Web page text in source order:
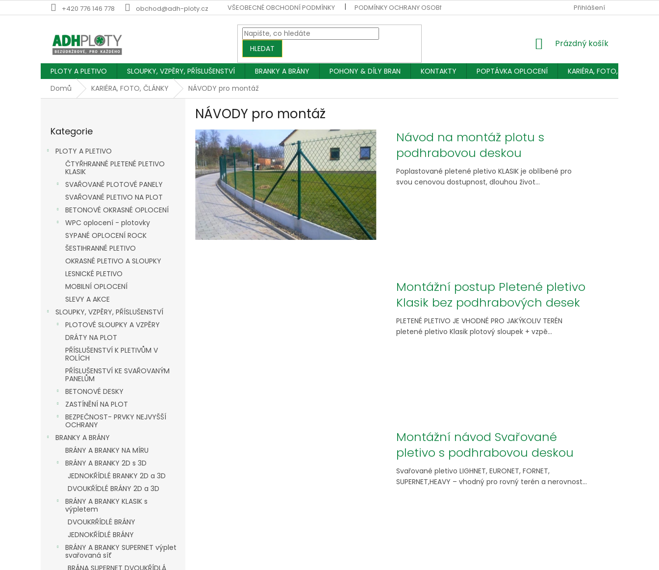
na
+420 776 146 778 obchod@adh-ploty.cz VŠEOBECNÉ OBCHODNÍ PODMÍNKY PODMÍNKY OCHRANY OSOBNÍCH ÚDAJŮ Přihlášení
HLEDAT
NÁKUPNÍ
Prázdný košík
PLOTY A PLETIVO SLOUPKY, VZPĚRY, PŘÍSLUŠENSTVÍ BRANKY A BRÁNY POHONY & DÍLY BRAN KONTAKTY POPTÁVKA OPLOCENÍ
KARIÉRA, FOTO, ČLÁNKY
Domů
KARIÉRA, FOTO, ČLÁNKY NÁVODY pro montáž
kategorie
Kategorie
PLOTY A PLETIVO
ČTYŘHRANNÉ PLETENÉ PLETIVO
KLASIK
SVAŘOVANÉ PLOTOVÉ PANELY
SVAŘOVANÉ PLETIVO NA PLOT
BETONOVÉ OKRASNÉ OPLOCENÍ
WPC oplocení - plotovky
SYPANÉ OPLOCENÍ ROCK
ŠESTIHRANNÉ PLETIVO
OKRASNÉ PLETIVO A SLOUPKY
LESNICKÉ PLETIVO
MOBILNÍ OPLOCENÍ
SLEVY A AKCE
SLOUPKY, VZPĚRY, PŘÍSLUŠENSTVÍ
PLOTOVÉ SLOUPKY A VZPĚRY
DRÁTY NA PLOT
PŘÍSLUŠENSTVÍ K PLETIVŮM V
ROLÍCH
PŘÍSLUŠENSTVÍ KE SVAŘOVANÝM
PANELŮM
BETONOVÉ DESKY
ZASTÍNĚNÍ NA PLOT
BEZPEČNOST- PRVKY NEJVYŠŠÍ
OCHRANY
BRANKY A BRÁNY
BRÁNY A BRANKY NA MÍRU
BRÁNY A BRANKY 2D s 3D
JEDNOKŘÍDLÉ BRANKY 2D a 3D
DVOUKŘÍDLÉ BRÁNY 2D a 3D
BRÁNY A BRANKY KLASIK s
výpletem
DVOUKRŘÍDLÉ BRÁNY
JEDNOKŘÍDLÉ BRÁNY
BRÁNY A BRANKY SUPERNET výplet
svařovaná síť
BRÁNA SUPERNET DVOUKŘÍDLÁ
NÁVODY pro montáž
V
ý
p
i
s
č
á
n
k
ů
Návod na montáž plotu s
podhrabovou deskou
Poplastované pletené pletivo KLASIK je oblíbené pro
svou cenovou dostupnost, dlouhou život...
Montážní postup Pletené pletivo
Klasik bez podhrabových desek
PLETENÉ PLETIVO JE VHODNÉ PRO JAKÝKOLIV TERÉN
pletené pletivo Klasik plotový sloupek + vzpě...
Montážní návod Svařované
pletivo s podhrabovou deskou
Svařované pletivo LIGHNET, EURONET, FORNET,
SUPERNET,HEAVY – vhodný pro rovný terén a nerovnost...